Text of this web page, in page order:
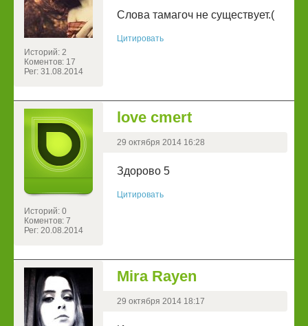
Историй: 2
Коментов: 17
Рег: 31.08.2014
Слова тамагоч не существует.(
Цитировать
Историй: 0
Коментов: 7
Рег: 20.08.2014
love cmert
29 октября 2014 16:28
Здорово 5
Цитировать
Mira Rayen
29 октября 2014 18:17